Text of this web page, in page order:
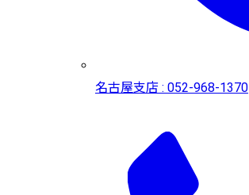
名古屋支店 : 052-968-1370